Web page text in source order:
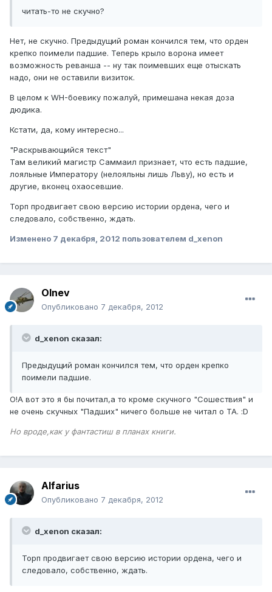
читать-то не скучно?
Нет, не скучно. Предыдущий роман кончился тем, что орден
крепко поимели падшие. Теперь крыло ворона имеет
возможность реванша -- ну так поимевших еще отыскать
надо, они не оставили визиток.
В целом к WH-боевику пожалуй, примешана некая доза
дюдика.
Кстати, да, кому интересно...
"Раскрывающийся текст"
Там великий магистр Саммаил признает, что есть падшие,
лояльные Императору (нелояльны лишь Льву), но есть и
другие, вконец охаосевшие.
Торп продвигает свою версию истории ордена, чего и
следовало, собственно, ждать.
Изменено 7 декабря, 2012 пользователем d_xenon
Olnev
Опубликовано 7 декабря, 2012
d_xenon сказал:
Предыдущий роман кончился тем, что орден крепко
поимели падшие.
О!А вот это я бы почитал,а то кроме скучного "Сошествия" и
не очень скучных "Падших" ничего больше не читал о ТА. :D
Но вроде,как у фантастиш в планах книги.
Alfаrius
Опубликовано 7 декабря, 2012
d_xenon сказал:
Торп продвигает свою версию истории ордена, чего и
следовало, собственно, ждать.